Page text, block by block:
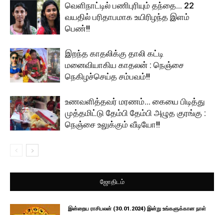
வெளிநாட்டில் பணிபுரியும் தந்தை… 22
வயதில் பரிதாபமாக உயிரிழந்த இளம்
பெண்!!
இறந்த காதலிக்கு தாலி கட்டி
மனைவியாகிய காதலன் : நெஞ்சை
நெகிழச்செய்த சம்பவம்!!
உணவளித்தவர் மரணம்… கையை பிடித்து
முத்தமிட்டு தேம்பி தேம்பி அழுத குரங்கு :
நெஞ்சை உலுக்கும் வீடியோ!!
ஜோதிடம்
இன்றைய ராசிபலன் (30.01.2024) இன்று உங்களுக்கான நாள்